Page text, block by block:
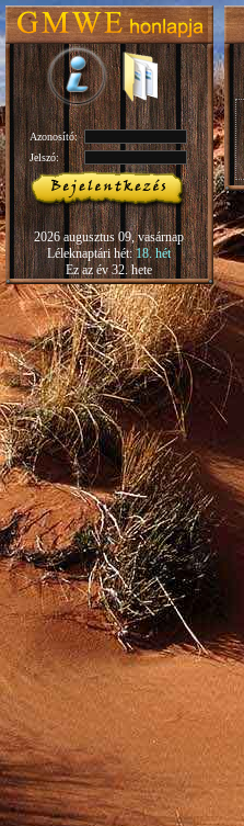
Azonosító:
Jelszó:
2026 augusztus 09, vasárnap
Léleknaptári hét:18. hét
Ez az év 32. hete